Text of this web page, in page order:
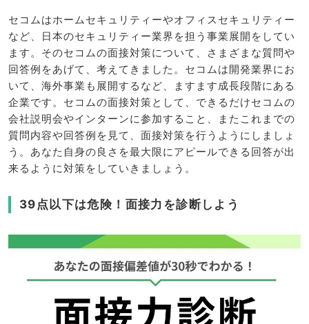
セコムはホームセキュリティーやオフィスセキュリティー
など、日本のセキュリティー業界を担う事業展開をしてい
ます。そのセコムの面接対策について、さまざまな質問や
回答例をあげて、考えてきました。セコムは開発業界にお
いて、海外事業も展開するなど、ますます成長段階にある
企業です。セコムの面接対策として、できるだけセコムの
会社説明会やインターンに参加すること、またこれまでの
質問内容や回答例を見て、面接対策を行うようにしましょ
う。あなた自身の良さを最大限にアピールできる回答が出
来るように対策をしていきましょう。
39点以下は危険！面接力を診断しよう